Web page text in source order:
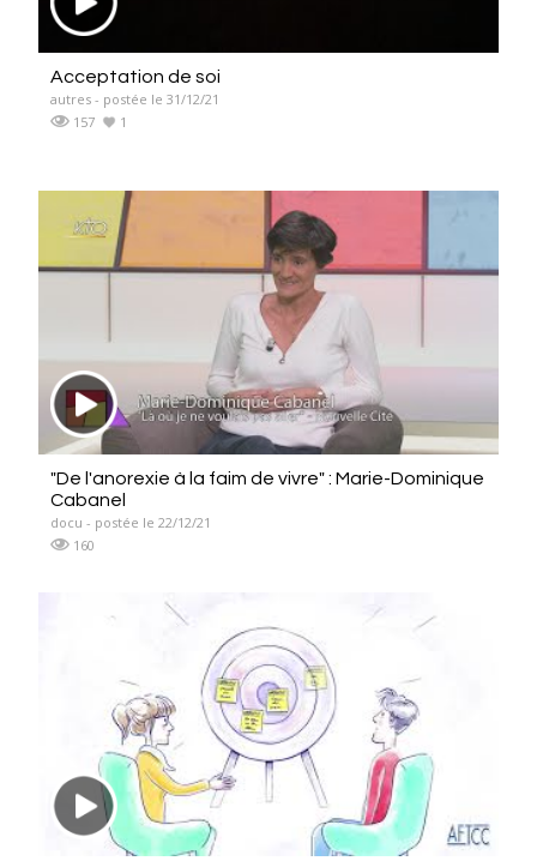
Acceptation de soi
autres - postée le 31/12/21
157
1
"De l'anorexie à la faim de vivre" : Marie-Dominique
Cabanel
docu - postée le 22/12/21
160